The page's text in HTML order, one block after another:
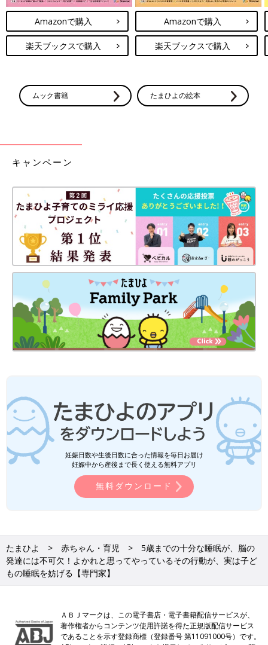
Amazonで購入
楽天ブックスで購入
Amazonで購入
楽天ブックスで購入
ムック書籍 たまひよの絵本
キャンペーン
妊娠日数や生後日数に合った情報を毎日お届け
妊娠中から産後まで長く使える無料アプリ
無料ダウンロード
たまひよ 赤ちゃん・育児
5歳までの十分な睡眠が、脳の
発達には不可欠！よかれと思ってやっているその行動が、実は子ど
もの睡眠を妨げる【専門家】
ＡＢＪマークは、この電子書店・電子書籍配信サービスが、
著作権者からコンテンツ使用許諾を得た正規版配信サービス
であることを示す登録商標（登録番号 第11091000号）です。